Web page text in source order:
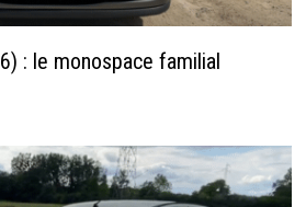
: le monospace familial